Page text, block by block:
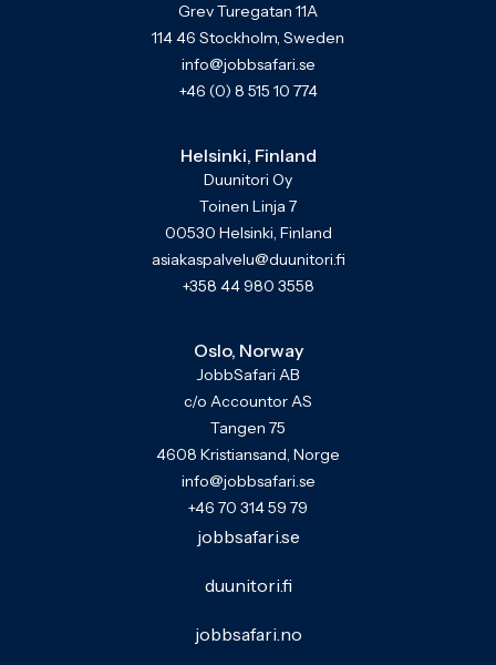
Grev Turegatan 11A
114 46 Stockholm, Sweden
info@jobbsafari.se
+46 (0) 8 515 10 774
Helsinki, Finland
Duunitori Oy
Toinen Linja 7
00530 Helsinki, Finland
asiakaspalvelu@duunitori.fi
+358 44 980 3558
Oslo, Norway
JobbSafari AB
c/o Accountor AS
Tangen 75
4608 Kristiansand, Norge
info@jobbsafari.se
+46 70 314 59 79
jobbsafari.se
duunitori.fi
jobbsafari.no